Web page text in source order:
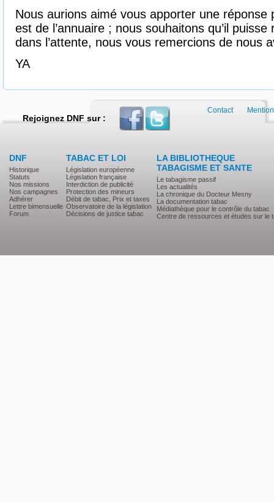
Nous aurions aimé vous apporter une réponse
est de l’annuaire ; nous souhaitons qu’il
dans l’attente, nous vous remercions de nous
YA
Rejoignez DNF sur :
DNF
Historique
Statuts
Nos missions
Nos campagnes
Adhérer
Lettre bimensuelle
Forum
TABAC ET LOI
Législation européenne
Législation française
Interdiction de publicité
Protection des mineurs
Débit de tabac, Prix et taxes
Observatoire de la législation
Décisions de justice tabac
LA BIBLIOTHEQUE
TABAGISME ET SANTE
Le tabagisme passif
Les actualités
La chronique du Docteur Mesny
La documentation tabac
Médiathèque pour le contrôle du tabac
Centre de ressources et études sur le
Contact